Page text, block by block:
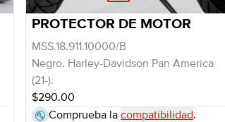
PROTECTOR DE MOTOR
MSS.18.911.10000/B
Negro. Harley-Davidson Pan America
(21-).
$290.00
Comprueba la compatibilidad.